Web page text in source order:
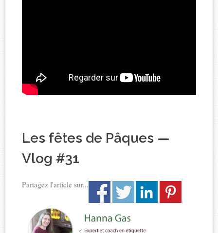
Les fêtes de Pâques —
Vlog #31
Partagez l'article sur...